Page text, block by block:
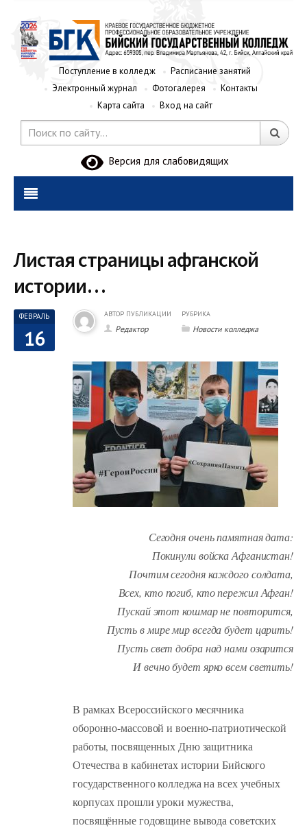
Поступление в колледж
Расписание занятий
Электронный журнал
Фотогалерея
Контакты
Карта сайта
Вход на сайт
Версия для слабовидящих
Листая страницы афганской
истории…
ФЕВРАЛЬ
16
АВТОР ПУБЛИКАЦИИ
Редактор
РУБРИКА
Новости колледжа
Сегодня очень памятная дата:
Покинули войска Афганистан!
Почтим сегодня каждого солдата,
Всех, кто погиб, кто пережил Афган!
Пускай этот кошмар не повторится,
Пусть в мире мир всегда будет царить!
Пусть свет добра над нами озарится
И вечно будет ярко всем светить!
В рамках Всероссийского месячника
оборонно-массовой и военно-патриотической
работы, посвященных Дню защитника
Отечества в кабинетах истории Бийского
государственного колледжа на всех учебных
корпусах прошли уроки мужества,
посвящённые годовщине вывода советских